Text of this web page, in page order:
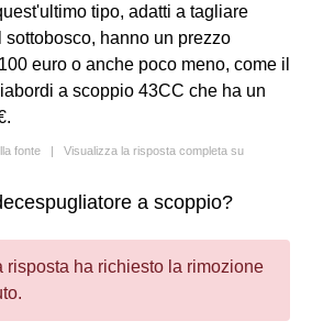
tipo, adatti a tagliare
sottobosco, hanno un prezzo
euro o anche poco meno, come il
a scoppio 43CC che ha un
fonte | Visualizza la risposta completa su
a scoppio?
risposta ha richiesto la rimozione